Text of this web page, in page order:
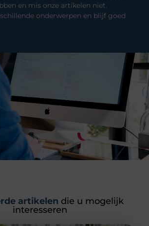
en mis onze artikelen niet.
onderwerpen en blijf goed
artikelen die u mogelijk
interesseren